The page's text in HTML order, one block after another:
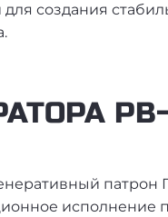
создания
РВ-
патрон
исполнение